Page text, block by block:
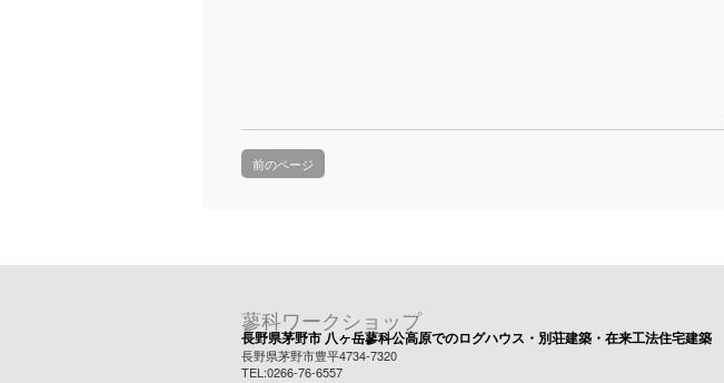
前のページ
蓼科ワークショップ
長野県茅野市 八ヶ岳蓼科公高原でのログハウス・別荘建築・在来工法住宅建築
長野県茅野市豊平4734-7320
TEL:0266-76-6557